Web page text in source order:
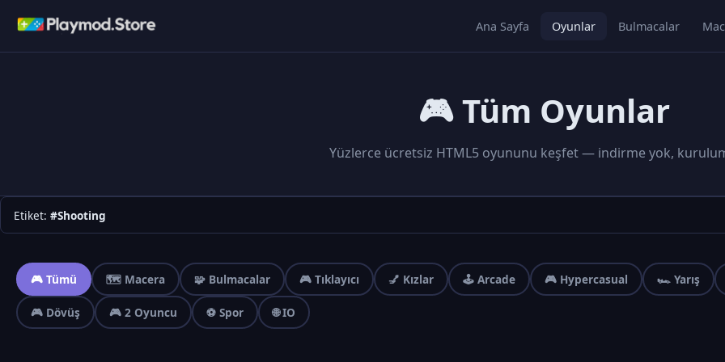
Ana Sayfa Oyunlar Bulmacalar
🎮 Tüm Oyunlar
Yüzlerce ücretsiz HTML5 oyununu keşfet — indirme yok,
Etiket: #Shooting
🎮 Tümü 🗺️ Macera 🧩 Bulmacalar 🎮 Tıklayıcı 💅 Kızlar 🕹️ Arcade 🎮 Hypercasual 🏎️ Yarış
🎮 Dövüş 🎮 2 Oyuncu ⚽ Spor 🌐 IO